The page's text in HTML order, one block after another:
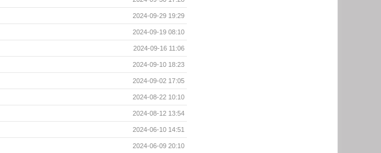
2024-09-29 19:29
2024-09-19 08:10
2024-09-16 11:06
2024-09-10 18:23
2024-09-02 17:05
2024-08-22 10:10
2024-08-12 13:54
2024-06-10 14:51
2024-06-09 20:10